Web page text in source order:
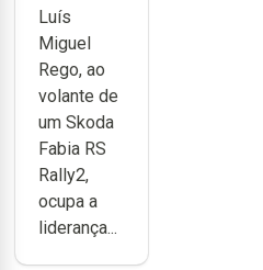
embalado
para o
título
Luís
Miguel
Rego, ao
volante de
um Skoda
Fabia RS
Rally2,
ocupa a
liderança...